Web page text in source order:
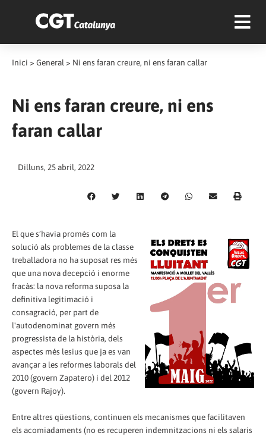
Inici > General > Ni ens faran creure, ni ens faran callar
Ni ens faran creure, ni ens
faran callar
Dilluns, 25 abril, 2022
El que s’havia promès com la
solució als problemes de la classe
treballadora no ha suposat res més
que una nova decepció i enorme
fracàs: la nova reforma suposa la
definitiva legitimació i
consagració, per part de
l'autodenominat govern més
progressista de la història, dels
aspectes més lesius que ja es van
avançar a les reformes laborals del
2010 (govern Zapatero) i del 2012
(govern Rajoy).
Entre altres qüestions, continuen els mecanismes que facilitaven
els acomiadaments (no es recuperen indemnitzacions ni els salaris